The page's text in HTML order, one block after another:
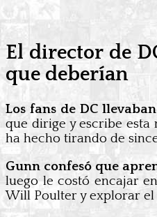
El director de
que deberían
Los fans de DC
que dirige y escribe
ha hecho tirando de
Gunn confesó que
luego le costó encajar en
Will Poulter y explorar el